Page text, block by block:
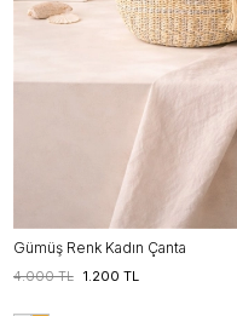
Gümüş Renk Kadın Çanta
1.200 TL
4.000 TL